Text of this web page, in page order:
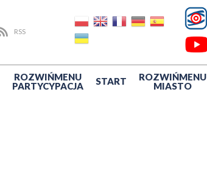
RSS
ROZWIŃMENU
PARTYCYPACJA
START ROZWIŃMENU
MIASTO